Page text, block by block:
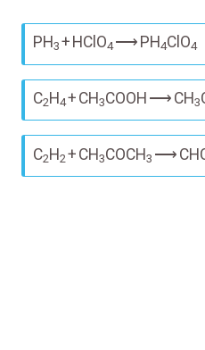
PH 3 + HClO4 ⟶ PH 4ClO4
C2H4+ CH3COOH ⟶ CH3
C2H2+ CH3COCH3 ⟶